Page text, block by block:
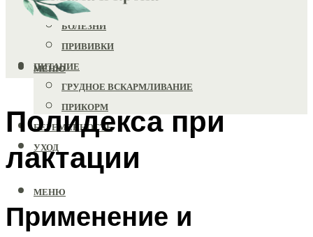
ЗДОРОВЬЕ
БОЛЕЗНИ
ПРИВИВКИ
ПИТАНИЕ
ГРУДНОЕ ВСКАРМЛИВАНИЕ
ПРИКОРМ
БЕРЕМЕННОСТЬ
УХОД
МЕНЮ
МЕНЮ
Полидекса при
лактации
Применение и